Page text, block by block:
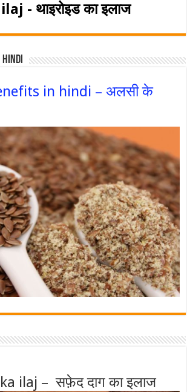
- थाइरोइड का इलाज
hindi
in hindi – अलसी के
ilaj – सफ़ेद दाग का इलाज